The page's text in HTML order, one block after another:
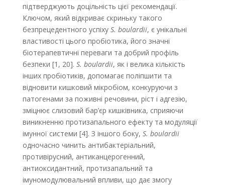
підтверджують доцільність цієї рекомендації.
Ключом, який відкриває скриньку такого
безпрецедентного успіху S. boulardii, є унікальні
властивості цього пробіотика, його значні
біотерапевтичні переваги та добрий профіль
безпеки [1, 20]. S. boulardii, як і велика кількість
інших пробіотиків, допомагає поліпшити та
відновити кишковий мікробіом, конкуруючи з
патогенами за поживні речовини, ріст і адгезію,
зміцнює слизовий бар’єр кишківника, сприяючи
виникненню протизапального ефекту та модуляції
імунної системи [4]. З іншого боку, S. boulardii
одночасно чинить антибактеріальний,
противірусний, антиканцерогенний,
антиоксидантний, протизапальний та
імуномодулювальний впливи, що дає змогу